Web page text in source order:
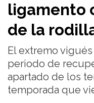
ligamento
de la
El extremo vigués
periodo de
apartado de los
temporada que